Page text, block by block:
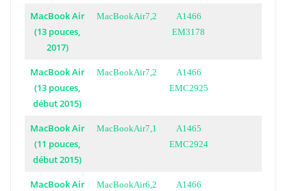
MacBook Air
(13 pouces,
2017)
MacBookAir7,2
A1466
EM3178
MacBook Air
(13 pouces,
début 2015)
MacBookAir7,2
A1466
EMC2925
MacBook Air
(11 pouces,
début 2015)
MacBookAir7,1
A1465
EMC2924
MacBook Air
MacBookAir6,2
A1466